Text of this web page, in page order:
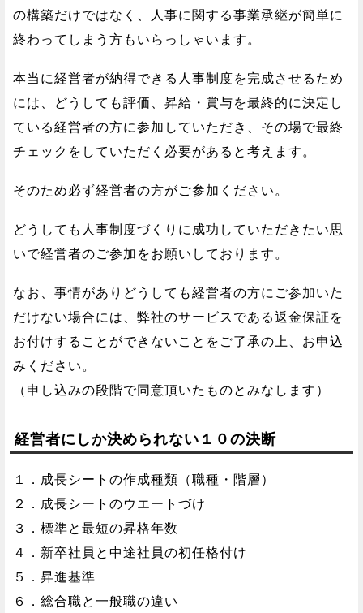
の構築だけではなく、人事に関する事業承継が簡単に
終わってしまう方もいらっしゃいます。
本当に経営者が納得できる人事制度を完成させるため
には、どうしても評価、昇給・賞与を最終的に決定し
ている経営者の方に参加していただき、その場で最終
チェックをしていただく必要があると考えます。
そのため必ず経営者の方がご参加ください。
どうしても人事制度づくりに成功していただきたい思
いで経営者のご参加をお願いしております。
なお、事情がありどうしても経営者の方にご参加いた
だけない場合には、弊社のサービスである返金保証を
お付けすることができないことをご了承の上、お申込
みください。
（申し込みの段階で同意頂いたものとみなします）
経営者にしか決められない１０の決断
１．成長シートの作成種類（職種・階層）
２．成長シートのウエートづけ
３．標準と最短の昇格年数
４．新卒社員と中途社員の初任格付け
５．昇進基準
６．総合職と一般職の違い